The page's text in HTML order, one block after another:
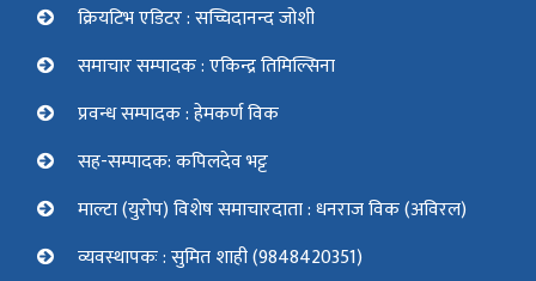
क्रियटिभ एडिटर : सच्चिदानन्द जोशी
समाचार सम्पादक : एकिन्द्र तिमिल्सिना
प्रवन्ध सम्पादक : हेमकर्ण विक
सह-सम्पादक: कपिलदेव भट्ट
माल्टा (युरोप) विशेष समाचारदाता : धनराज विक (अविरल)
व्यवस्थापकः : सुमित शाही (9848420351)